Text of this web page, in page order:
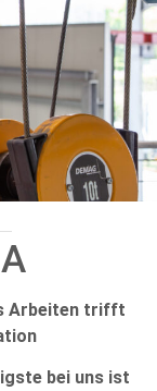
Arbeiten trifft
bei uns ist